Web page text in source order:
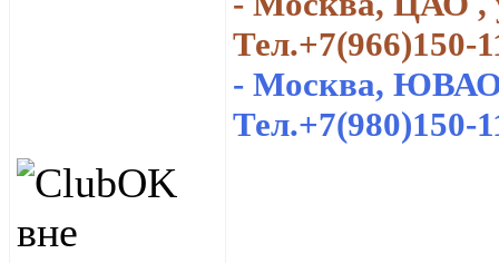
Тел.+7(966)150-
- Москва,
Тел.+7(980)150-